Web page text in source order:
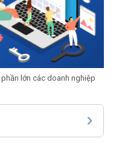
lớn các doanh nghiệp